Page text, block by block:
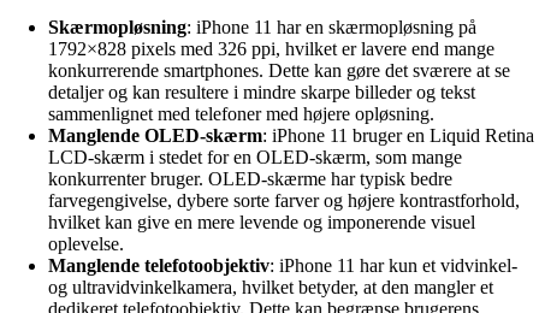
Skærmopløsning: iPhone 11 har en skærmopløsning på
1792×828 pixels med 326 ppi, hvilket er lavere end mange
konkurrerende smartphones. Dette kan gøre det sværere at se
detaljer og kan resultere i mindre skarpe billeder og tekst
sammenlignet med telefoner med højere opløsning.
Manglende OLED-skærm: iPhone 11 bruger en Liquid Retina
LCD-skærm i stedet for en OLED-skærm, som mange
konkurrenter bruger. OLED-skærme har typisk bedre
farvegengivelse, dybere sorte farver og højere kontrastforhold,
hvilket kan give en mere levende og imponerende visuel
oplevelse.
Manglende telefotoobjektiv: iPhone 11 har kun et vidvinkel-
og ultravidvinkelkamera, hvilket betyder, at den mangler et